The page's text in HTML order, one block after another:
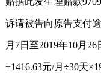
诉请被告向原告支付
月7日至2019年10月
+1416.63元/月÷30天